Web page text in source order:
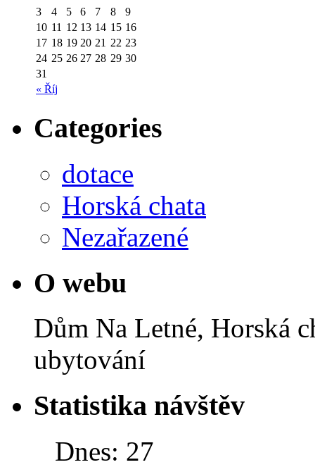
« Říj
3
4 5 6 7 8
9
10 11 12 13 14 15 16
17 18 19 20 21 22 23
24 25 26 27 28 29 30
31
Categories
dotace
Horská chata
Nezařazené
O webu
Dům Na Letné, Horská
ubytování
Statistika návštěv
Dnes: 27